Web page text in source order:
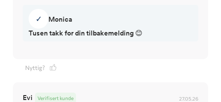
✓
Monica
Tusen takk for din tilbakemelding 😊
Nyttig?
Evi 27.05.26
Verifisert kunde